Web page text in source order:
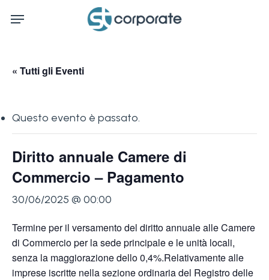
Menu
« Tutti gli Eventi
Questo evento è passato.
Diritto annuale Camere di
Commercio – Pagamento
30/06/2025 @ 00:00
Termine per il versamento del diritto annuale alle Camere
di Commercio per la sede principale e le unità locali,
senza la maggiorazione dello 0,4%.Relativamente alle
imprese iscritte nella sezione ordinaria del Registro delle